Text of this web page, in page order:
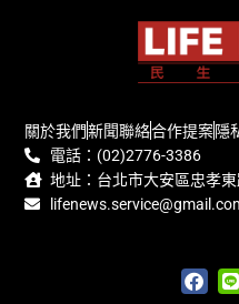
關於我們新聞聯絡合作提案隱
電話：(02)2776-3386
地址：台北市大安區忠孝